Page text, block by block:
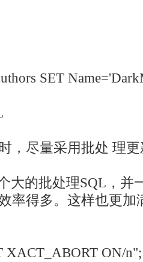
SET
，尽量采用批处 理更
大的批处理SQL，并
率得多。这样也更加
XACT_ABORT ON/n";